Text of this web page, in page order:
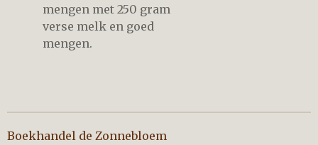
mengen met 250 gram
verse melk en goed
mengen.
Boekhandel de Zonnebloem